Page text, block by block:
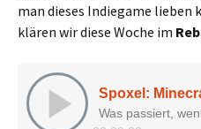
man dieses Indiegame lieben
klären wir diese Woche im